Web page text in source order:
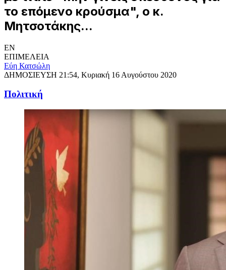
το επόμενο κρούσμα", ο κ.
Μητσοτάκης...
EN
ΕΠΙΜΕΛΕΙΑ
Εύη Κατσώλη
ΔΗΜΟΣΙΕΥΣΗ 21:54, Κυριακή 16 Αυγούστου 2020
Πολιτική